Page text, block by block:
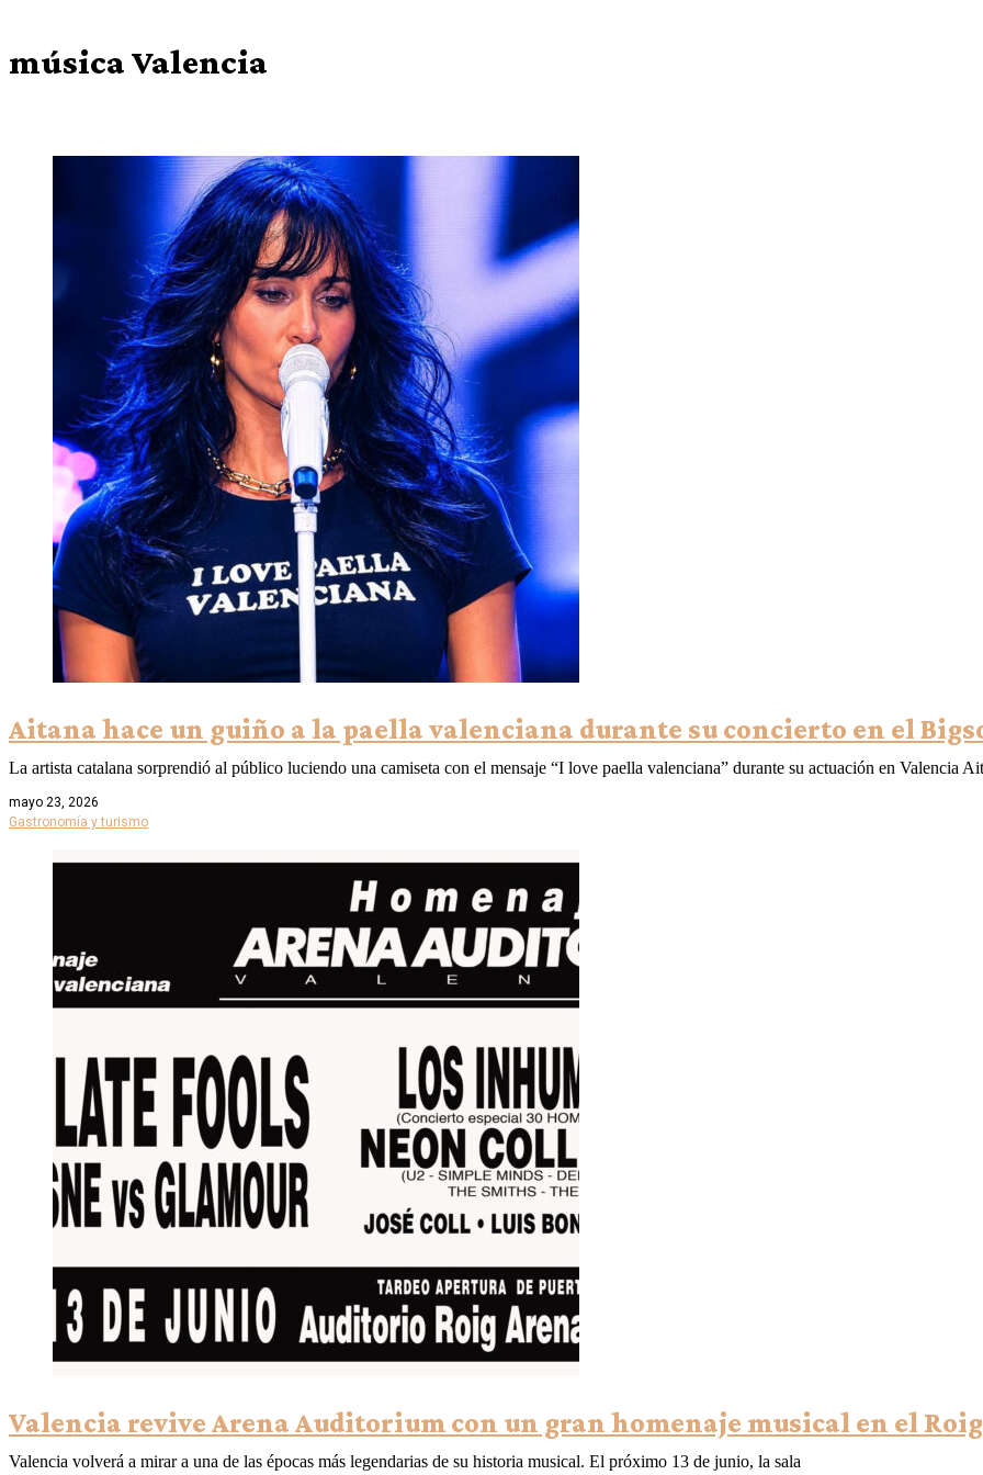
música Valencia
Aitana hace un guiño a la paella valenciana durante su concierto en el
La artista catalana sorprendió al público luciendo una camiseta con el mensaje “I love paella valenciana” durante su actuación en Valencia
mayo 23, 2026
Gastronomía y turismo
Valencia revive Arena Auditorium con un gran homenaje musical en el
Valencia volverá a mirar a una de las épocas más legendarias de su historia musical. El próximo 13 de junio, la sala